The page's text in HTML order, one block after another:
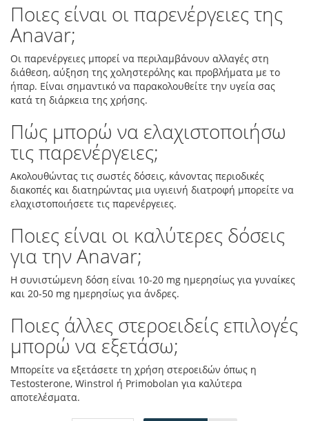
Ποιες είναι οι παρενέργειες της
Anavar;
Οι παρενέργειες μπορεί να περιλαμβάνουν αλλαγές στη
διάθεση, αύξηση της χοληστερόλης και προβλήματα με το
ήπαρ. Είναι σημαντικό να παρακολουθείτε την υγεία σας
κατά τη διάρκεια της χρήσης.
Πώς μπορώ να ελαχιστοποιήσω
τις παρενέργειες;
Ακολουθώντας τις σωστές δόσεις, κάνοντας περιοδικές
διακοπές και διατηρώντας μια υγιεινή διατροφή μπορείτε να
ελαχιστοποιήσετε τις παρενέργειες.
Ποιες είναι οι καλύτερες δόσεις
για την Anavar;
Η συνιστώμενη δόση είναι 10-20 mg ημερησίως για γυναίκες
και 20-50 mg ημερησίως για άνδρες.
Ποιες άλλες στεροειδείς επιλογές
μπορώ να εξετάσω;
Μπορείτε να εξετάσετε τη χρήση στεροειδών όπως η
Testosterone, Winstrol ή Primobolan για καλύτερα
αποτελέσματα.